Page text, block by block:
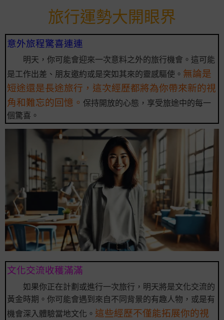
旅行運勢大開眼界
意外旅程驚喜連連
明天，你可能會迎來一次意料之外的旅行機會。這可能
是工作出差、朋友邀約或是突如其來的靈感驅使。 無論是
短途還是長途旅行，這次經歷都將為你帶來新的視
角和難忘的回憶。 保持開放的心態，享受旅途中的每一
個驚喜。
文化交流收穫滿滿
如果你正在計劃或進行一次旅行，明天將是文化交流的
黃金時期。你可能會遇到來自不同背景的有趣人物，或是有
機會深入體驗當地文化。 這些經歷不僅能拓展你的視